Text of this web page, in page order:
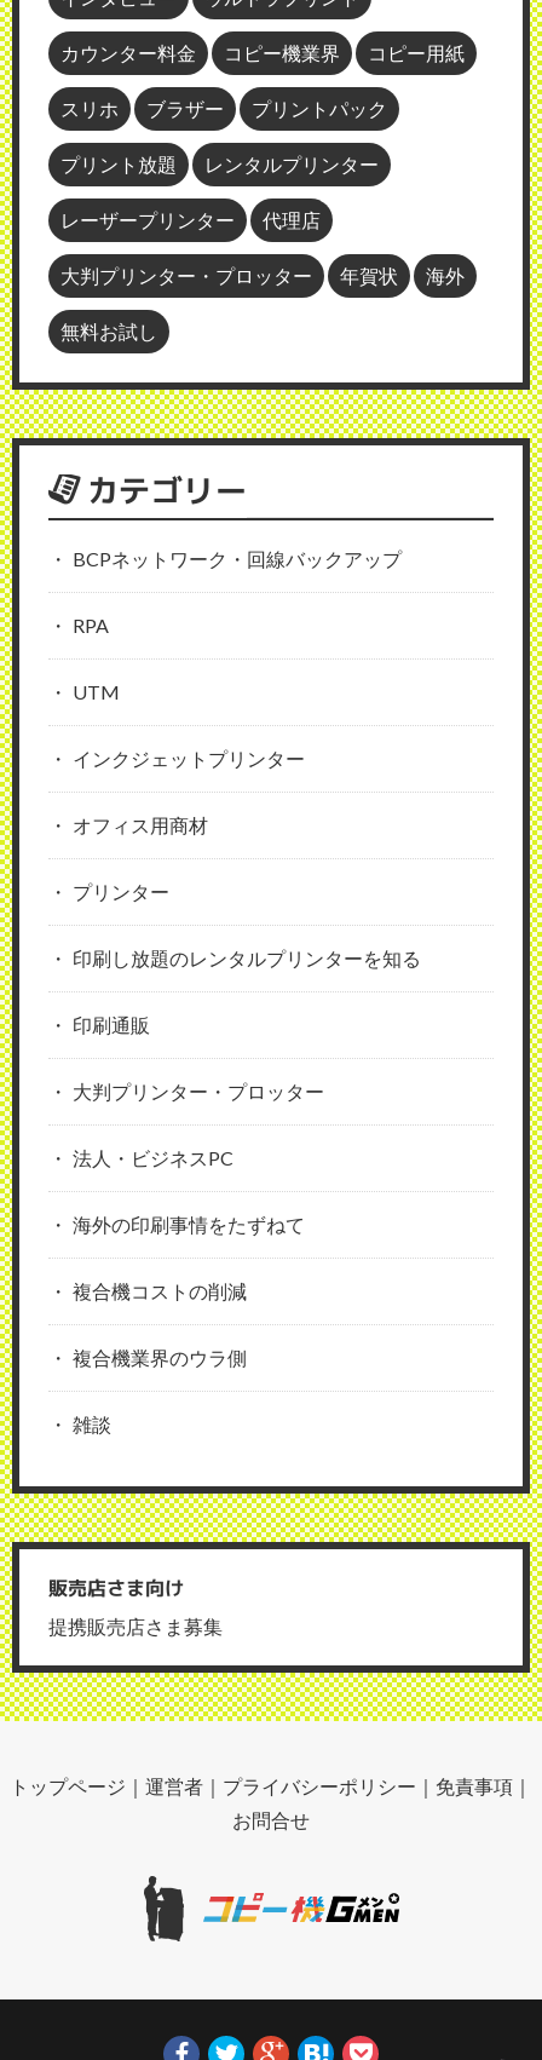
カウンター料金 コピー機業界 コピー用紙
スリホ ブラザー プリントパック
プリント放題 レンタルプリンター
レーザープリンター 代理店
大判プリンター・プロッター 年賀状 海外
無料お試し
カテゴリー
BCPネットワーク・回線バックアップ
RPA
UTM
インクジェットプリンター
オフィス用商材
プリンター
印刷し放題のレンタルプリンターを知る
印刷通販
大判プリンター・プロッター
法人・ビジネスPC
海外の印刷事情をたずねて
複合機コストの削減
複合機業界のウラ側
雑談
販売店さま向け
提携販売店さま募集
トップページ ｜ 運営者 ｜ プライバシーポリシー ｜ 免責事項 ｜
お問合せ